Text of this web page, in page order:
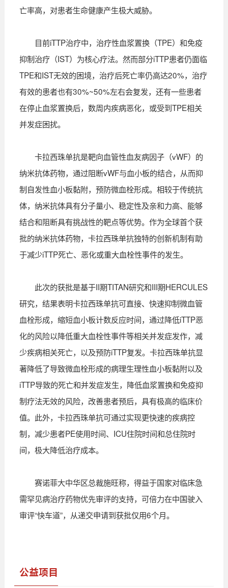
亡率高，对患者生命健康产生极大威胁。
目前iTTP治疗中，治疗性血浆置换（TPE）和免疫
抑制治疗（IST）为核心疗法。然而部分iTTP患者仍面临
TPE和IST无效的困境，治疗后死亡率仍高达20%，治疗
有效的患者也有30%~50%左右会复发，还有一些患者
在停止血浆置换后，数周内疾病恶化，或受到TPE相关
并发症困扰。
卡拉西珠单抗是靶向血管性血友病因子（vWF）的
纳米抗体药物，通过阻断vWF与血小板的结合，从而抑
制自发性血小板黏附，预防微血栓形成。相较于传统抗
体，纳米抗体具有分子量小、稳定性及亲和力高、能够
结合和阻断具有挑战性的靶点等优势。作为全球首个获
批的纳米抗体药物，卡拉西珠单抗独特的创新机制有助
于减少iTTP死亡、恶化或重大血栓性事件的发生。
此次的获批是基于II期TITAN研究和III期HERCULES
研究，结果表明卡拉西珠单抗可直接、快速抑制微血管
血栓形成，缩短血小板计数反应时间，通过降低iTTP恶
化的风险以降低重大血栓性事件等相关并发症发作，减
少疾病相关死亡，以及预防iTTP复发。卡拉西珠单抗显
著降低了导致微血栓形成的病理生理性血小板黏附以及
iTTP导致的死亡和并发症发生，降低血浆置换和免疫抑
制疗法无效的风险，改善患者预后，具有极高的临床价
值。此外，卡拉西珠单抗可通过实现更快速的疾病控
制，减少患者PE使用时间、ICU住院时间和总住院时
间，极大降低治疗成本。
赛诺菲大中华区总裁施旺称，得益于国家对临床急
需罕见病治疗药物优先审评的支持，可倍力在中国驶入
审评“快车道”， 从递交申请到获批仅用6个月。
公益项目